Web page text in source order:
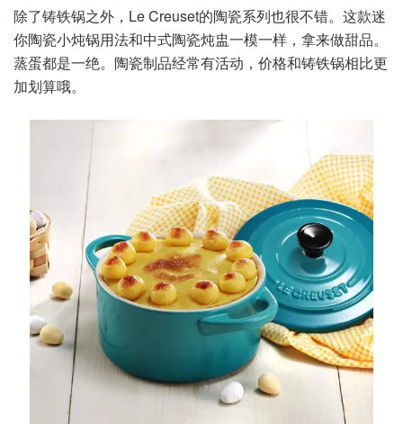
除了铸铁锅之外，Le Creuset的陶瓷系列也很不错。这款迷
你陶瓷小炖锅用法和中式陶瓷炖盅一模一样，拿来做甜品。
蒸蛋都是一绝。陶瓷制品经常有活动，价格和铸铁锅相比更
加划算哦。